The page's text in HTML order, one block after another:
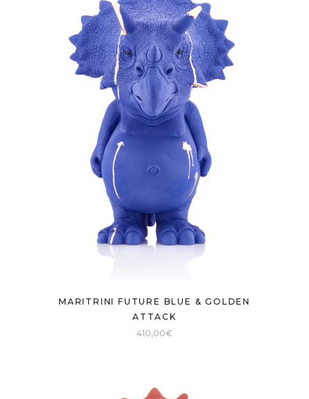
MARITRINI FUTURE BLUE & GOLDEN
ATTACK
410,00€